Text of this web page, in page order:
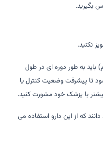
بگیرید.
نکنید.
به طور دوره ای در طول
تا پیشرفت وضعیت کنترل یا
با پزشک خود مشورت کنید.
که از این دارو استفاده می